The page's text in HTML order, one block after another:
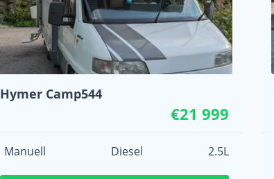
Hymer Camp544
€21 999
Manuell Diesel 2.5L